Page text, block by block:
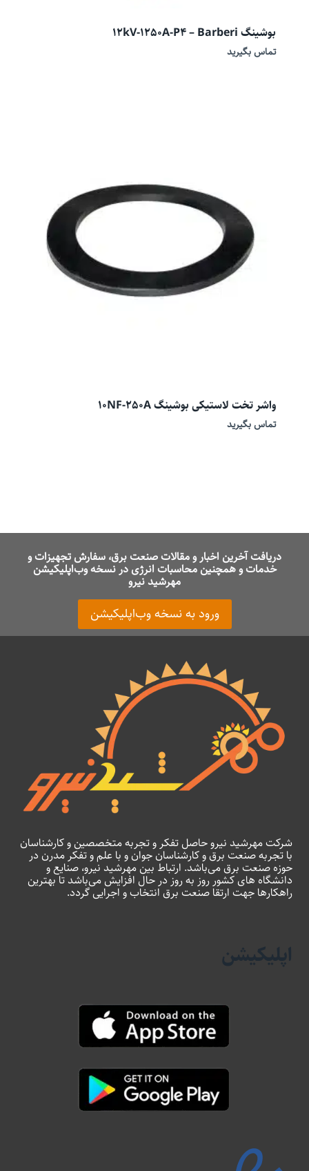
بوشینگ 12kV-1250A-P4 – Barberi
تماس بگیرید
واشر تخت لاستیکی بوشینگ 10NF-250A
تماس بگیرید
دریافت آخرین اخبار و مقالات صنعت برق، سفارش تجهیزات و
خدمات و همچنین محاسبات انرژی در نسخه وب‌اپلیکیشن
مهرشید نیرو
ورود به نسخه وب‌اپلیکیشن
شرکت مهرشید نیرو حاصل تفکر و تجربه متخصصین و کارشناسان
با تجربه صنعت برق و کارشناسان جوان و با علم و تفکر مدرن در
حوزه صنعت برق می‌باشد. ارتباط بین مهرشید نیرو، صنایع و
دانشگاه های کشور روز به روز در حال افزایش می‌باشد تا بهترین
راهکارها جهت ارتقا صنعت برق انتخاب و اجرایی گردد.
اپلیکیشن